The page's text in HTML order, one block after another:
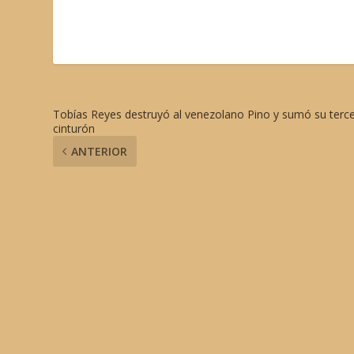
Tobías Reyes destruyó al venezolano Pino y sumó su
cinturón
ANTERIOR